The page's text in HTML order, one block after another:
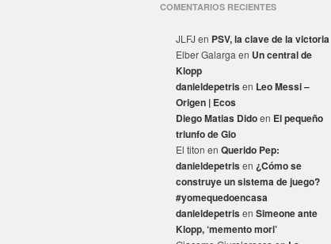
COMENTARIOS RECIENTES
JLFJ en PSV, la clave de la victoria
Elber Galarga en Un central de
Klopp
danieldepetrisen Leo Messi –
Origen | Ecos
Diego Matias Didoen El pequeño
triunfo de Gio
El titon en Querido Pep:
danieldepetrisen ¿Cómo se
construye un sistema de juego?
#yomequedoencasa
danieldepetrisen Simeone ante
Klopp, ‘memento mori’